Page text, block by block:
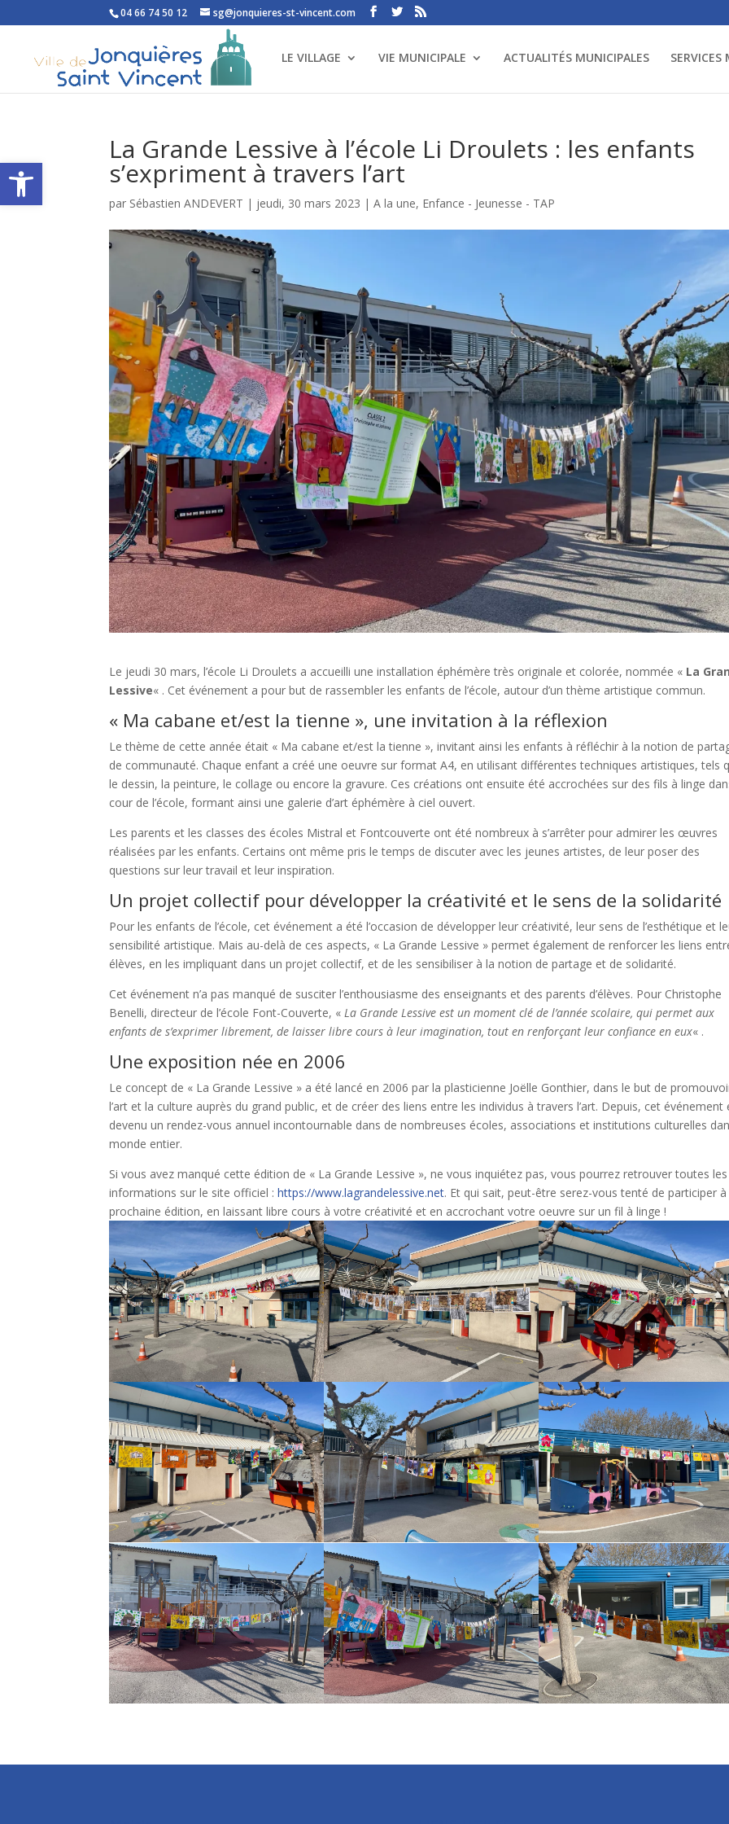
Ouvrir la barre d’outils
04 66 74 50 12 sg@jonquieres-st-vincent.com
LE VILLAGE VIE MUNICIPALE ACTUALITÉS MUNICIPALES
La Grande Lessive à l’école Li Droulets : les enfants
s’expriment à travers l’art
par Sébastien ANDEVERT | jeudi, 30 mars 2023 |A la une, Enfance - Jeunesse - TAP
Le jeudi 30 mars, l’école Li Droulets a accueilli une installation éphémère très originale et colorée, nommée « La
Lessive« . Cet événement a pour but de rassembler les enfants de l’école, autour d’un thème artistique commun.
« Ma cabane et/est la tienne », une invitation à la réflexion
Le thème de cette année était « Ma cabane et/est la tienne », invitant ainsi les enfants à réfléchir à la notion de
de communauté. Chaque enfant a créé une oeuvre sur format A4, en utilisant différentes techniques artistiques, tels
le dessin, la peinture, le collage ou encore la gravure. Ces créations ont ensuite été accrochées sur des fils à linge
cour de l’école, formant ainsi une galerie d’art éphémère à ciel ouvert.
Les parents et les classes des écoles Mistral et Fontcouverte ont été nombreux à s’arrêter pour admirer les œuvres
réalisées par les enfants. Certains ont même pris le temps de discuter avec les jeunes artistes, de leur poser des
questions sur leur travail et leur inspiration.
Un projet collectif pour développer la créativité et le sens de la solidarité
Pour les enfants de l’école, cet événement a été l’occasion de développer leur créativité, leur sens de l’esthétique et
sensibilité artistique. Mais au-delà de ces aspects, « La Grande Lessive » permet également de renforcer les liens
élèves, en les impliquant dans un projet collectif, et de les sensibiliser à la notion de partage et de solidarité.
Cet événement n’a pas manqué de susciter l’enthousiasme des enseignants et des parents d’élèves. Pour Christophe
Benelli, directeur de l’école Font-Couverte, « La Grande Lessive est un moment clé de l’année scolaire, qui permet aux
enfants de s’exprimer librement, de laisser libre cours à leur imagination, tout en renforçant leur confiance en eux« .
Une exposition née en 2006
Le concept de « La Grande Lessive » a été lancé en 2006 par la plasticienne Joëlle Gonthier, dans le but de
l’art et la culture auprès du grand public, et de créer des liens entre les individus à travers l’art. Depuis, cet événement
devenu un rendez-vous annuel incontournable dans de nombreuses écoles, associations et institutions culturelles
monde entier.
Si vous avez manqué cette édition de « La Grande Lessive », ne vous inquiétez pas, vous pourrez retrouver toutes les
informations sur le site officiel :https://www.lagrandelessive.net. Et qui sait, peut-être serez-vous tenté de participer
prochaine édition, en laissant libre cours à votre créativité et en accrochant votre oeuvre sur un fil à linge !